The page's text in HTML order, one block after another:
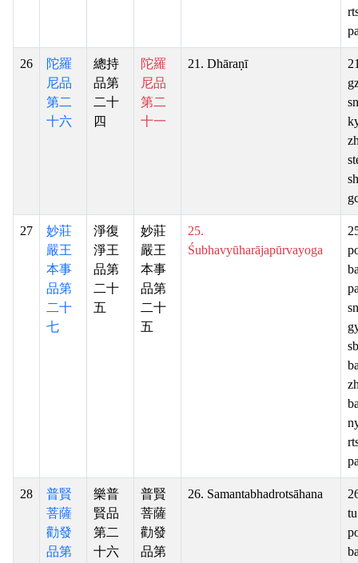
26
陀羅
尼品
第二
十六
總持
品第
二十
四
陀羅
尼品
第二
十一
21. Dhāraṇī
27
妙莊
嚴王
本事
品第
二十
七
淨復
淨王
品第
二十
五
妙莊
嚴王
本事
品第
二十
五
25.
Śubhavyūharājapūrvayoga
28
普賢
菩薩
勸發
品第
樂普
賢品
第二
十六
普賢
菩薩
勸發
品第
26. Samantabhadrotsāhana